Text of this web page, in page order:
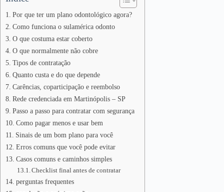
Por que ter um plano odontológico agora?
Como funciona o sulamérica odonto
O que costuma estar coberto
O que normalmente não cobre
Tipos de contratação
Quanto custa e do que depende
Carências, coparticipação e reembolso
Rede credenciada em Martinópolis – SP
Passo a passo para contratar com segurança
Como pagar menos e usar bem
Sinais de um bom plano para você
Erros comuns que você pode evitar
Casos comuns e caminhos simples
Checklist final antes de contratar
perguntas frequentes